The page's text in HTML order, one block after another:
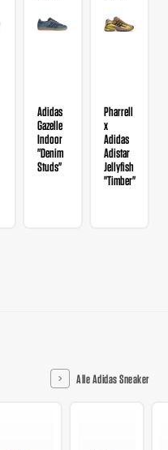
Adidas
Gazelle
Indoor
"Denim
Studs"
Pharrell
x
Adidas
Adistar
Jellyfish
"Timber"
Alle Adidas Sneaker